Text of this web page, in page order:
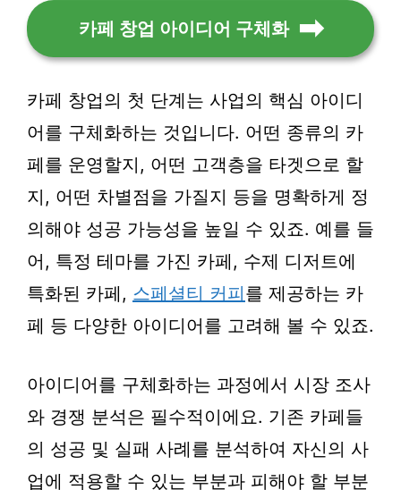
카페 창업 아이디어 구체화
카페 창업의 첫 단계는 사업의 핵심 아이디
어를 구체화하는 것입니다. 어떤 종류의 카
페를 운영할지, 어떤 고객층을 타겟으로 할
지, 어떤 차별점을 가질지 등을 명확하게 정
의해야 성공 가능성을 높일 수 있죠. 예를 들
어, 특정 테마를 가진 카페, 수제 디저트에
특화된 카페, 스페셜티 커피를 제공하는 카
페 등 다양한 아이디어를 고려해 볼 수 있죠.
아이디어를 구체화하는 과정에서 시장 조사
와 경쟁 분석은 필수적이에요. 기존 카페들
의 성공 및 실패 사례를 분석하여 자신의 사
업에 적용할 수 있는 부분과 피해야 할 부분